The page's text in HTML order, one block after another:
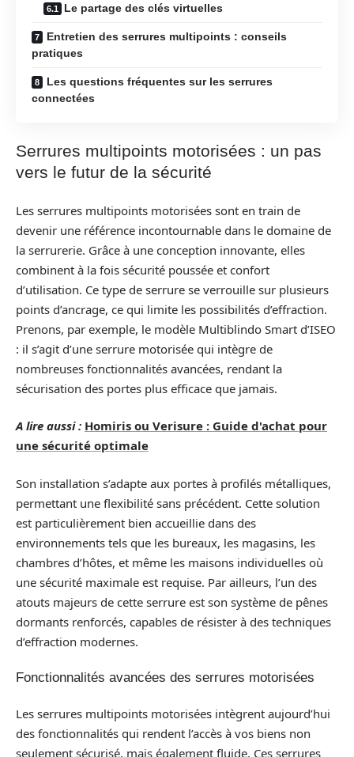
Le partage des clés virtuelles
Entretien des serrures multipoints : conseils
pratiques
Les questions fréquentes sur les serrures
connectées
Serrures multipoints motorisées : un pas
vers le futur de la sécurité
Les serrures multipoints motorisées sont en train de
devenir une référence incontournable dans le domaine de
la serrurerie. Grâce à une conception innovante, elles
combinent à la fois sécurité poussée et confort
d’utilisation. Ce type de serrure se verrouille sur plusieurs
points d’ancrage, ce qui limite les possibilités d’effraction.
Prenons, par exemple, le modèle Multiblindo Smart d’ISEO
: il s’agit d’une serrure motorisée qui intègre de
nombreuses fonctionnalités avancées, rendant la
sécurisation des portes plus efficace que jamais.
A lire aussi : Homiris ou Verisure : Guide d'achat pour
une sécurité optimale
Son installation s’adapte aux portes à profilés métalliques,
permettant une flexibilité sans précédent. Cette solution
est particulièrement bien accueillie dans des
environnements tels que les bureaux, les magasins, les
chambres d’hôtes, et même les maisons individuelles où
une sécurité maximale est requise. Par ailleurs, l’un des
atouts majeurs de cette serrure est son système de pênes
dormants renforcés, capables de résister à des techniques
d’effraction modernes.
Fonctionnalités avancées des serrures motorisées
Les serrures multipoints motorisées intègrent aujourd’hui
des fonctionnalités qui rendent l’accès à vos biens non
seulement sécurisé, mais également fluide. Ces serrures